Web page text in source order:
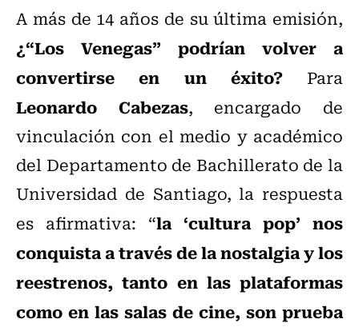
A más de 14 años de su última emisión,
¿“Los Venegas” podrían volver a
convertirse en un éxito? Para
Leonardo Cabezas, encargado de
vinculación con el medio y académico
del Departamento de Bachillerato de la
Universidad de Santiago, la respuesta
es afirmativa: “la ‘cultura pop’ nos
conquista a través de la nostalgia y los
reestrenos, tanto en las plataformas
como en las salas de cine, son prueba